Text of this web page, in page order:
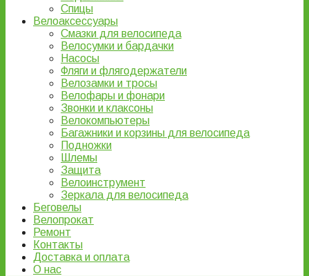
Спицы
Велоаксессуары
Смазки для велосипеда
Велосумки и бардачки
Насосы
Фляги и флягодержатели
Велозамки и тросы
Велофары и фонари
Звонки и клаксоны
Велокомпьютеры
Багажники и корзины для велосипеда
Подножки
Шлемы
Защита
Велоинструмент
Зеркала для велосипеда
Беговелы
Велопрокат
Ремонт
Контакты
Доставка и оплата
О нас